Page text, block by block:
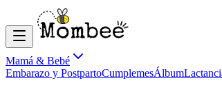
Mamá & Bebé
Embarazo y PostpartoCumplemesÁlbum